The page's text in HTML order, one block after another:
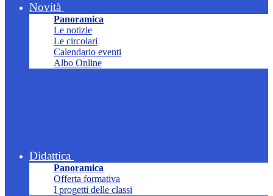
Novità
Panoramica
Le notizie
Le circolari
Calendario eventi
Albo Online
Didattica
Panoramica
Offerta formativa
I progetti delle classi